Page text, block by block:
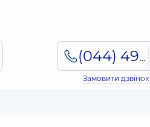
(044) 495-2-888
Замовити дзвінок